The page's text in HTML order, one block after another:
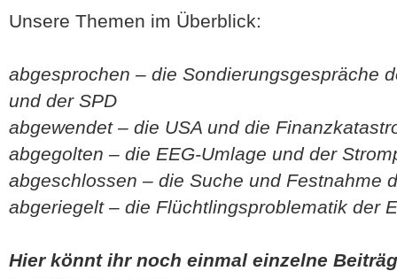
Unsere Themen im Überblick:
abgesprochen – die Sondierungsgespräche
und der SPD
abgewendet – die USA und die
abgegolten – die EEG-Umlage und der
abgeschlossen – die Suche und Festnahme
abgeriegelt – die Flüchtlingsproblematik der
Hier könnt ihr noch einmal einzelne